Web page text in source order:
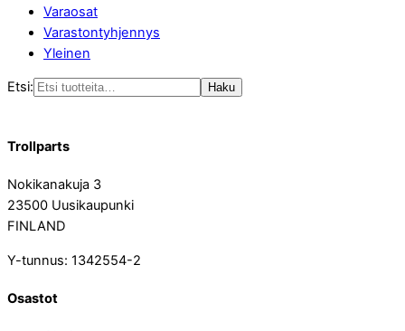
Varaosat
Varastontyhjennys
Yleinen
Etsi: Haku
Trollparts
Nokikanakuja 3
23500 Uusikaupunki
FINLAND
Y-tunnus: 1342554-2
Osastot